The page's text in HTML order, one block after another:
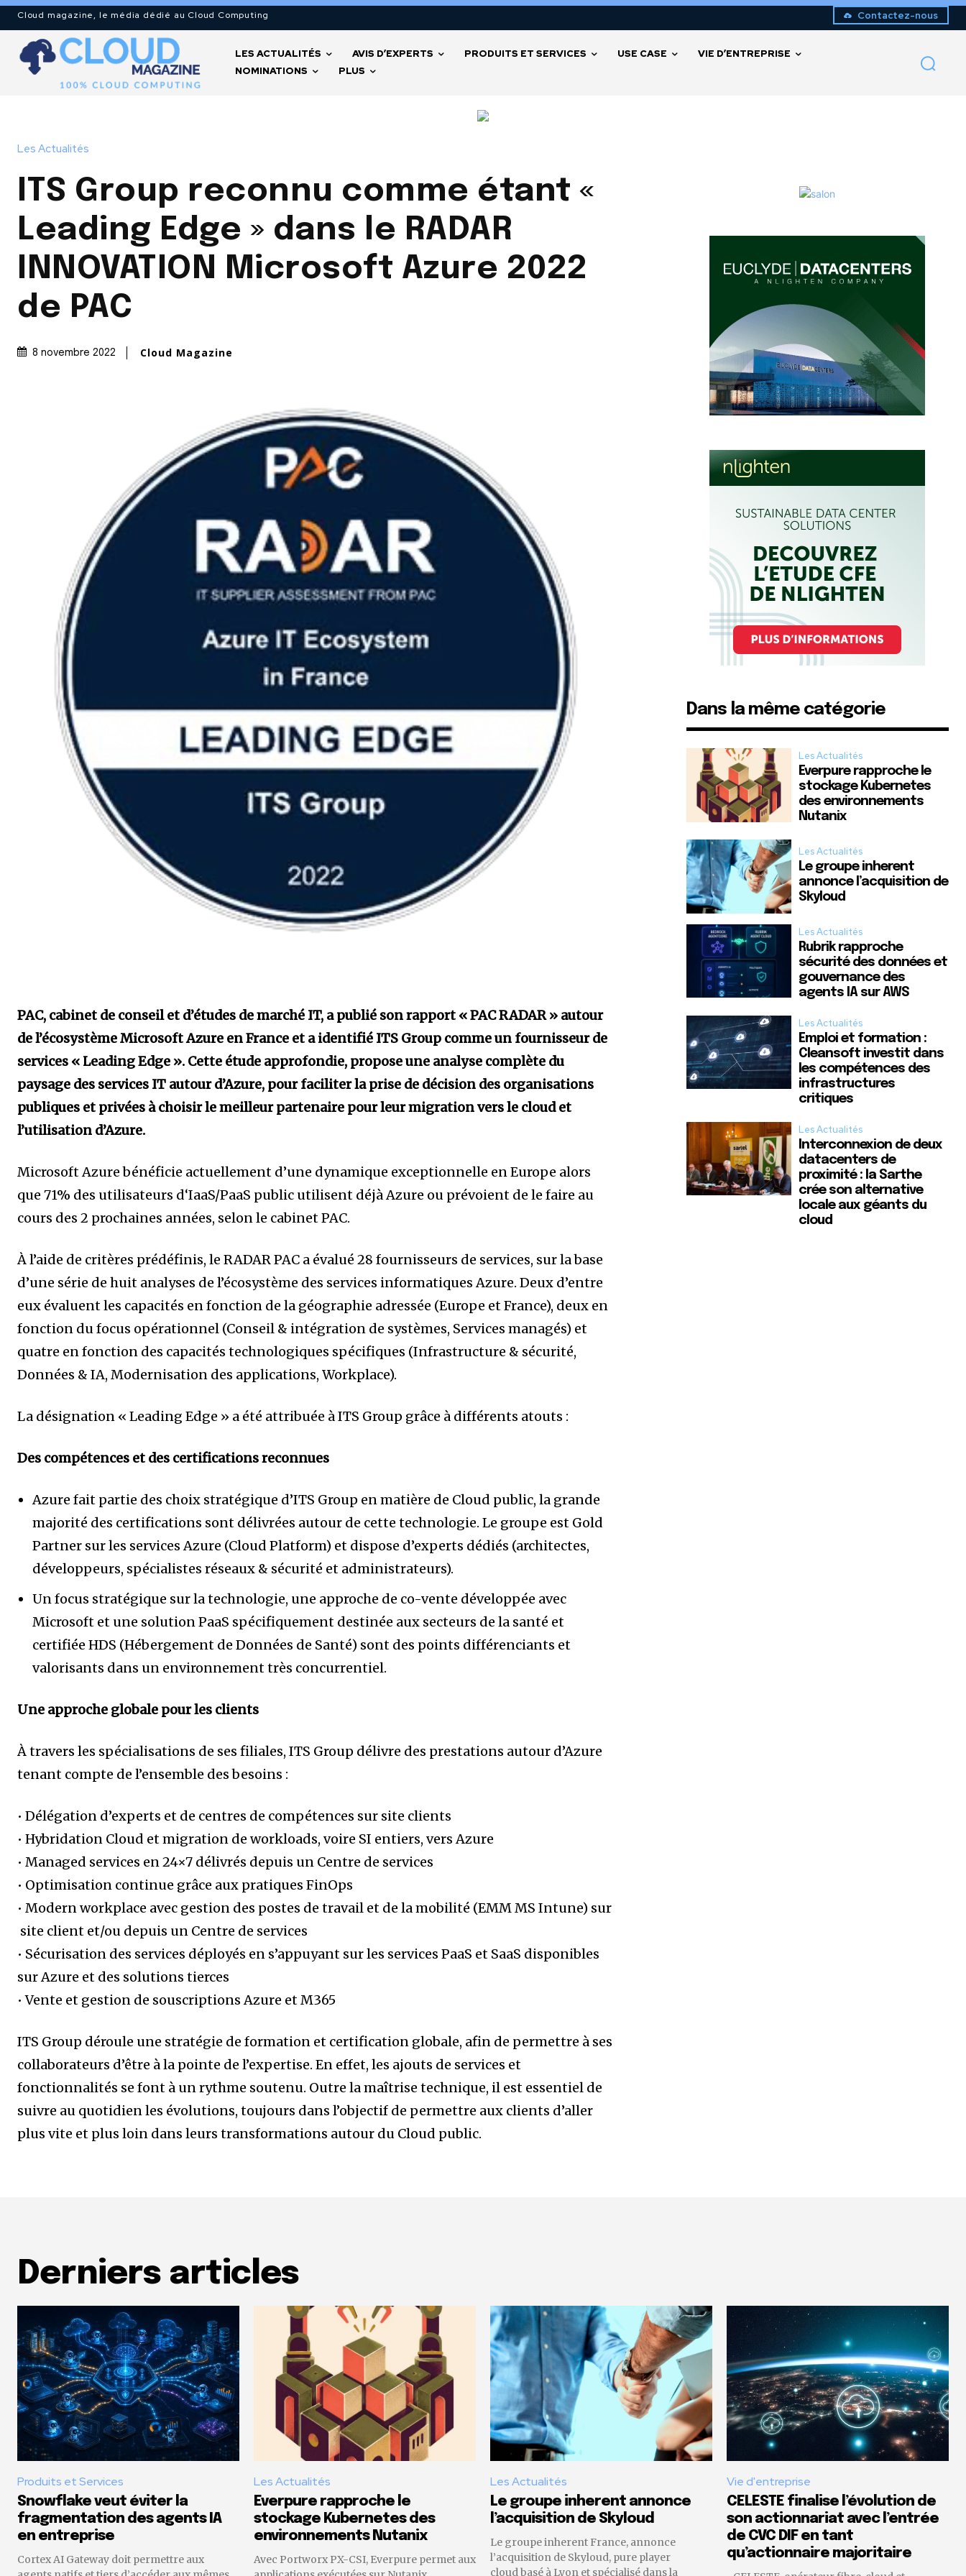
Cloud magazine, le média dédié au Cloud Computing Contactez-nous
LES ACTUALITÉS AVIS D’EXPERTS PRODUITS ET SERVICES USE CASE
VIE D’ENTREPRISE
NOMINATIONS
PLUS
Les Actualités
ITS Group reconnu comme étant «
Leading Edge » dans le RADAR
INNOVATION Microsoft Azure 2022
de PAC
8 novembre 2022 Cloud Magazine
PAC, cabinet de conseil et d’études de marché IT, a publié son rapport « PAC RADAR » autour
de l’écosystème Microsoft Azure en France et a identifié ITS Group comme un fournisseur de
services « Leading Edge ». Cette étude approfondie, propose une analyse complète du
paysage des services IT autour d’Azure, pour faciliter la prise de décision des organisations
publiques et privées à choisir le meilleur partenaire pour leur migration vers le cloud et
l’utilisation d’Azure.
Microsoft Azure bénéficie actuellement d’une dynamique exceptionnelle en Europe alors
que 71% des utilisateurs d‘IaaS/PaaS public utilisent déjà Azure ou prévoient de le faire au
cours des 2 prochaines années, selon le cabinet PAC.
À l’aide de critères prédéfinis, le RADAR PAC a évalué 28 fournisseurs de services, sur la base
d’une série de huit analyses de l’écosystème des services informatiques Azure. Deux d’entre
eux évaluent les capacités en fonction de la géographie adressée (Europe et France), deux en
fonction du focus opérationnel (Conseil & intégration de systèmes, Services managés) et
quatre en fonction des capacités technologiques spécifiques (Infrastructure & sécurité,
Données & IA, Modernisation des applications, Workplace).
La désignation « Leading Edge » a été attribuée à ITS Group grâce à différents atouts :
Des compétences et des certifications reconnues
Azure fait partie des choix stratégique d’ITS Group en matière de Cloud public, la grande
majorité des certifications sont délivrées autour de cette technologie. Le groupe est Gold
Partner sur les services Azure (Cloud Platform) et dispose d’experts dédiés (architectes,
développeurs, spécialistes réseaux & sécurité et administrateurs).
Un focus stratégique sur la technologie, une approche de co-vente développée avec
Microsoft et une solution PaaS spécifiquement destinée aux secteurs de la santé et
certifiée HDS (Hébergement de Données de Santé) sont des points différenciants et
valorisants dans un environnement très concurrentiel.
Une approche globale pour les clients
À travers les spécialisations de ses filiales, ITS Group délivre des prestations autour d’Azure
tenant compte de l’ensemble des besoins :
• Délégation d’experts et de centres de compétences sur site clients
• Hybridation Cloud et migration de workloads, voire SI entiers, vers Azure
• Managed services en 24×7 délivrés depuis un Centre de services
• Optimisation continue grâce aux pratiques FinOps
• Modern workplace avec gestion des postes de travail et de la mobilité (EMM MS Intune) sur
site client et/ou depuis un Centre de services
• Sécurisation des services déployés en s’appuyant sur les services PaaS et SaaS disponibles
sur Azure et des solutions tierces
• Vente et gestion de souscriptions Azure et M365
ITS Group déroule une stratégie de formation et certification globale, afin de permettre à ses
collaborateurs d’être à la pointe de l’expertise. En effet, les ajouts de services et
fonctionnalités se font à un rythme soutenu. Outre la maîtrise technique, il est essentiel de
suivre au quotidien les évolutions, toujours dans l’objectif de permettre aux clients d’aller
plus vite et plus loin dans leurs transformations autour du Cloud public.
Dans la même catégorie
Les Actualités
Everpure rapproche le
stockage Kubernetes
des environnements
Nutanix
Les Actualités
Le groupe inherent
annonce l’acquisition de
Skyloud
Les Actualités
Rubrik rapproche
sécurité des données et
gouvernance des
agents IA sur AWS
Les Actualités
Emploi et formation :
Cleansoft investit dans
les compétences des
infrastructures
critiques
Les Actualités
Interconnexion de deux
datacenters de
proximité : la Sarthe
crée son alternative
locale aux géants du
cloud
Derniers articles
Produits et Services
Snowflake veut éviter la
fragmentation des agents IA
en entreprise
Cortex AI Gateway doit permettre aux
Les Actualités
Everpure rapproche le
stockage Kubernetes des
environnements Nutanix
Avec Portworx PX-CSI, Everpure permet aux
Les Actualités
Le groupe inherent annonce
l’acquisition de Skyloud
Le groupe inherent France, annonce
l’acquisition de Skyloud, pure player
cloud basé à Lyon et spécialisé dans la
Vie d'entreprise
CELESTE finalise l’évolution de
son actionnariat avec l’entrée
de CVC DIF en tant
qu’actionnaire majoritaire